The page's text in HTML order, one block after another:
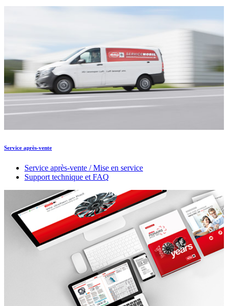
Service après-vente
Service après-vente / Mise en service
Support technique et FAQ